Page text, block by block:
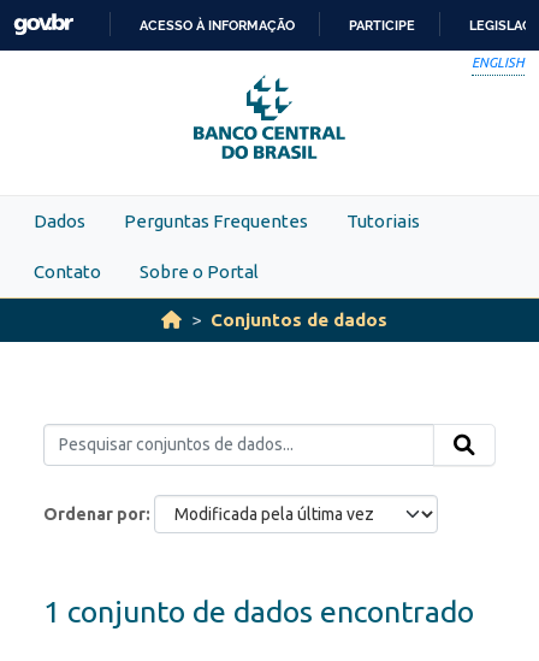
Skip to main content
PARA
O
CONTEÚDO
ACESSO À INFORMAÇÃO PARTICIPE
ENGLISH
Dados Perguntas Frequentes Tutoriais
Contato Sobre o Portal
Conjuntos de dados
Ordenar por
1 conjunto de dados encontrado